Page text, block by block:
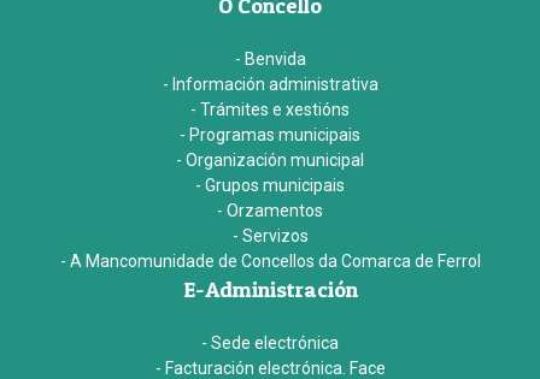
- Benvida
- Información administrativa
- Trámites e xestións
- Programas municipais
- Organización municipal
- Grupos municipais
- Orzamentos
- Servizos
- A Mancomunidade de Concellos da Comarca de Ferrol
E-Administración
- Sede electrónica
- Facturación electrónica. Face